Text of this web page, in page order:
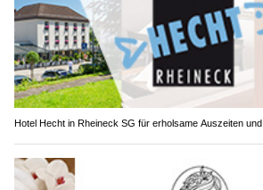
Hotel Hecht in Rheineck SG für erholsame Auszeiten